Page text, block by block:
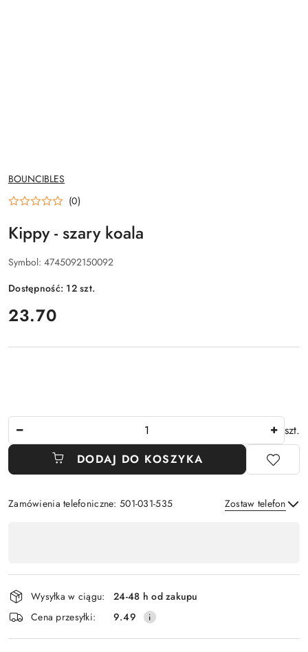
NAZWA
PRODUCENTA:
BOUNCIBLES
(0)
Kippy - szary koala
Symbol: 4745092150092
Dostępność: 12szt.
cena:
23.70
szt.
DODAJ DO KOSZYKA
Zamówienia telefoniczne: 501-031-535 Zostaw telefon
płatność
i
dostawa
Wysyłka w ciągu:
24-48 h od zakupu
Cena przesyłki:
9.49